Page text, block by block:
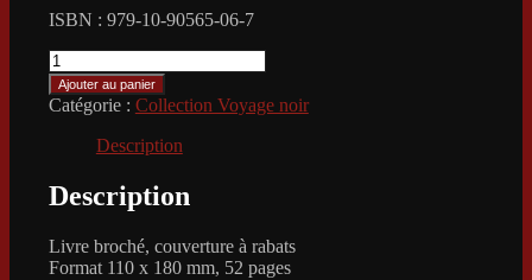
ISBN : 979-10-90565-06-7
quantité
de
Toujours
Ajouter au panier
Catégorie : Collection Voyage noir
Description
Description
Livre broché, couverture à rabats
Format 110 x 180 mm, 52 pages